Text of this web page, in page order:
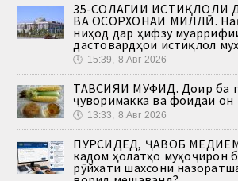
35-СОЛАГИИ ИСТИҚЛОЛИ
ВА ОСОРХОНАИ МИЛЛӢ.
ниҳод дар ҳифзу
дастовардҳои истиқлол
🕔 15:39, 8.Авг 2026
ТАВСИЯИ МУФИД. Доир ба
ҷуворимакка ва фоидаи он
🕔 13:33, 8.Авг 2026
ПУРСИДЕД, ҶАВОБ
кадом ҳолатҳо муҳоҷирон
рӯйхати шахсони